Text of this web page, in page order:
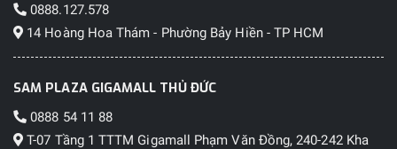
0888.127.578
14 Hoàng Hoa Thám - Phường Bảy Hiền - TP HCM
SAM PLAZA GIGAMALL THỦ ĐỨC
0888 54 11 88
T-07 Tầng 1 TTTM Gigamall Phạm Văn Đồng, 240-242 Kha